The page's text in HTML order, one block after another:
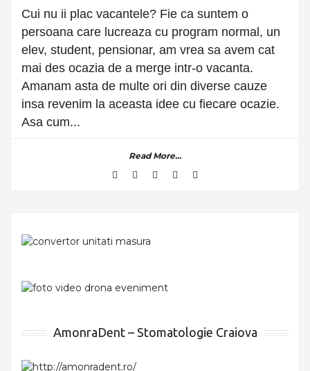
Cui nu ii plac vacantele? Fie ca suntem o
persoana care lucreaza cu program normal, un
elev, student, pensionar, am vrea sa avem cat
mai des ocazia de a merge intr-o vacanta.
Amanam asta de multe ori din diverse cauze
insa revenim la aceasta idee cu fiecare ocazie.
Asa cum...
Read More...
AmonraDent – Stomatologie Craiova